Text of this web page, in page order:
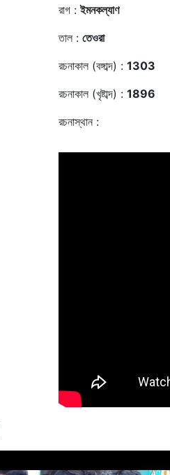
রাগ :ইমনকল্যাণ
তাল : তেওরা
রচনাকাল (বঙ্গাব্দ) : 1303
রচনাকাল (খৃষ্টাব্দ) : 1896
রচনাস্থান :